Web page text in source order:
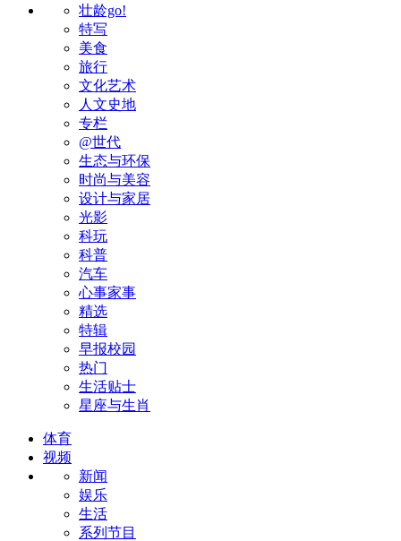
壮龄go!
特写
美食
旅行
文化艺术
人文史地
专栏
@世代
生态与环保
时尚与美容
设计与家居
光影
科玩
科普
汽车
心事家事
精选
特辑
早报校园
热门
生活贴士
星座与生肖
体育
视频
新闻
娱乐
生活
系列节目